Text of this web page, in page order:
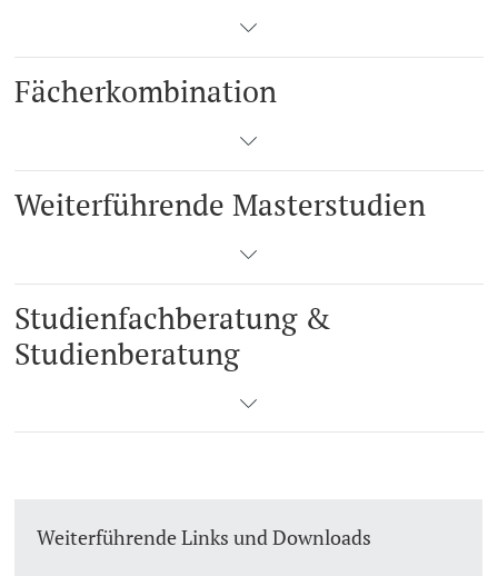
Fächerkombination
Weiterführende Masterstudien
Studienfachberatung &
Studienberatung
Weiterführende Links und Downloads